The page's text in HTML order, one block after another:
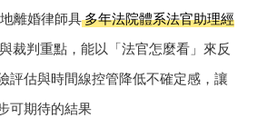
離婚律師具多年法院體系法官助理經
裁判重點，能以「法官怎麼看」來反
評估與時間線控管降低不確定感，讓
可期待的結果